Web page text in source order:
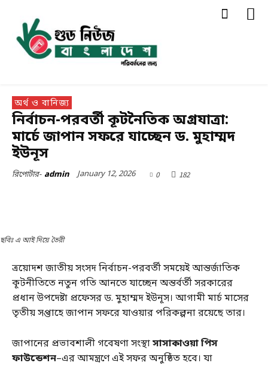
অর্থ ও বানিজ্য
নির্বাচন-পরবর্তী কূটনৈতিক অগ্রযাত্রা:
মার্চে জাপান সফরে যাচ্ছেন ড. মুহাম্মদ
ইউনূস
রিপোর্টার- admin January 12, 2026 0 182
ছবিঃ এ আই দিয়ে তৈরী
ত্রয়োদশ জাতীয় সংসদ নির্বাচন-পরবর্তী সময়েই আন্তর্জাতিক
কূটনীতিতে নতুন গতি আনতে যাচ্ছেন অন্তর্বর্তী সরকারের
প্রধান উপদেষ্টা প্রফেসর ড. মুহাম্মদ ইউনূস। আগামী মার্চ মাসের
তৃতীয় সপ্তাহে জাপান সফরে যাওয়ার পরিকল্পনা রয়েছে তার।
জাপানের প্রভাবশালী গবেষণা সংস্থাসাসাকাওয়া পিস
ফাউন্ডেশন–এর আমন্ত্রণে এই সফর অনুষ্ঠিত হবে। যা